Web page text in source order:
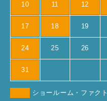
10 11 12
17 18 19
24 25 26
31
ショールーム・ファク